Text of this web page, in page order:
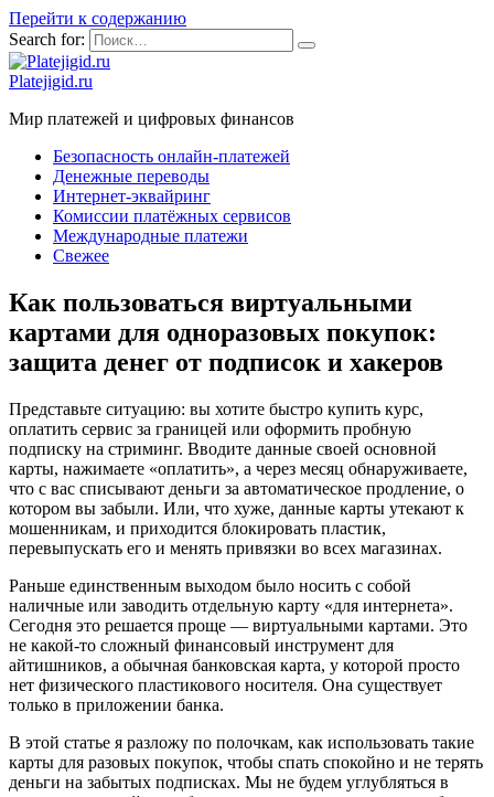
Перейти к содержанию
Search for:
Platejigid.ru
Мир платежей и цифровых финансов
Безопасность онлайн-платежей
Денежные переводы
Интернет-эквайринг
Комиссии платёжных сервисов
Международные платежи
Свежее
Как пользоваться виртуальными
картами для одноразовых покупок:
защита денег от подписок и хакеров
Представьте ситуацию: вы хотите быстро купить курс,
оплатить сервис за границей или оформить пробную
подписку на стриминг. Вводите данные своей основной
карты, нажимаете «оплатить», а через месяц обнаруживаете,
что с вас списывают деньги за автоматическое продление, о
котором вы забыли. Или, что хуже, данные карты утекают к
мошенникам, и приходится блокировать пластик,
перевыпускать его и менять привязки во всех магазинах.
Раньше единственным выходом было носить с собой
наличные или заводить отдельную карту «для интернета».
Сегодня это решается проще — виртуальными картами. Это
не какой-то сложный финансовый инструмент для
айтишников, а обычная банковская карта, у которой просто
нет физического пластикового носителя. Она существует
только в приложении банка.
В этой статье я разложу по полочкам, как использовать такие
карты для разовых покупок, чтобы спать спокойно и не терять
деньги на забытых подписках. Мы не будем углубляться в